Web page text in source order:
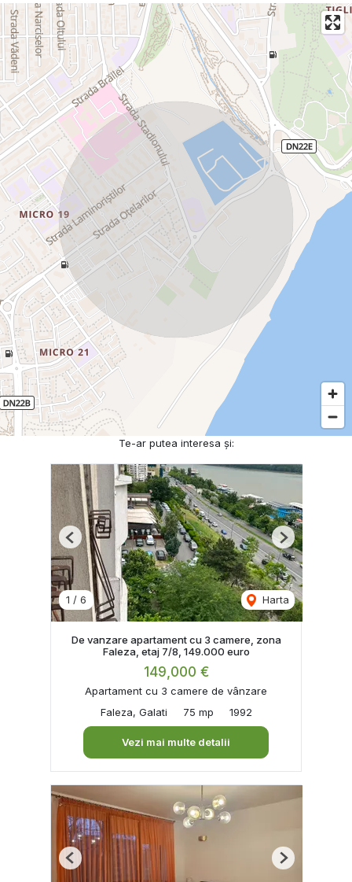
Te-ar putea interesa și:
1 / 6 Harta
Previous Next
De vanzare apartament cu 3 camere, zona
Faleza, etaj 7/8, 149.000 euro
149,000 €
Apartament cu 3 camere de vânzare
Faleza, Galati
75 mp 1992
Vezi mai multe detalii
Previous Next